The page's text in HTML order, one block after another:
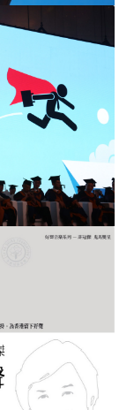
」應用
38 年實踐初心